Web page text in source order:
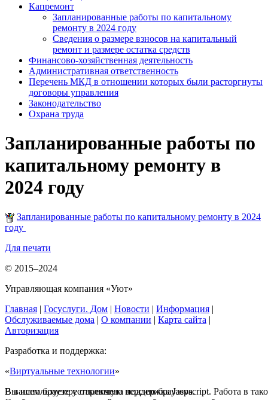
Капремонт
Запланированные работы по капитальному
ремонту в 2024 году
Сведения о размере взносов на капитальный
ремонт и размере остатка средств
Финансово-хозяйственная деятельность
Административная ответственность
Перечень МКД в отношении которых были расторгнуты
договоры управления
Законодательство
Охрана труда
Запланированные работы по
капитальному ремонту в
2024 году
Запланированные работы по капитальному ремонту в 2024
году
Для печати
© 2015–2024
Управляющая компания «Уют»
Главная | Госуслуги. Дом | Новости | Информация |
Обслуживаемые дома | О компании | Карта сайта |
Авторизация
Разработка и поддержка:
«Виртуальные технологии»
В вашем браузере отключена поддержка Jasvscript. Работа в
Вы используете устаревшую версию браузера.